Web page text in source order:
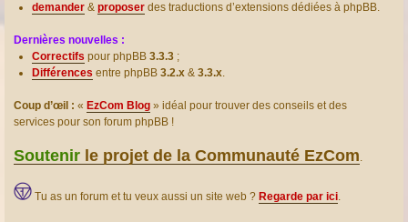
demander & proposer des traductions d’extensions dédiées à phpBB.
Dernières nouvelles :
Correctifs pour phpBB 3.3.3 ;
Différences entre phpBB 3.2.x & 3.3.x.
Coup d’œil : « EzCom Blog » idéal pour trouver des conseils et des
services pour son forum phpBB !
Soutenir le projet de la Communauté EzCom.
Tu as un forum et tu veux aussi un site web ? Regarde par ici.